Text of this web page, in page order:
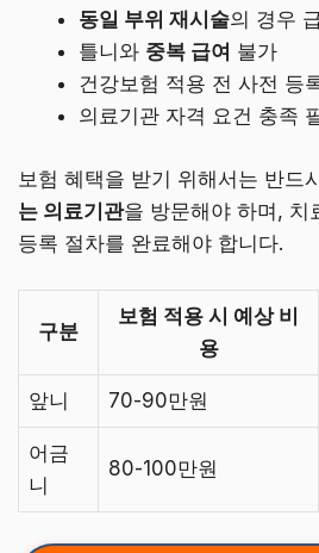
동일 부위 재시술의 경우
틀니와 중복 급여 불가
건강보험 적용 전 사전 등
의료기관 자격 요건 충족
보험 혜택을 받기 위해서는 반드
는 의료기관을 방문해야 하며, 치
등록 절차를 완료해야 합니다.
구분
보험 적용 시 예상 비
용
앞니 70-90만원
어금
니
80-100만원